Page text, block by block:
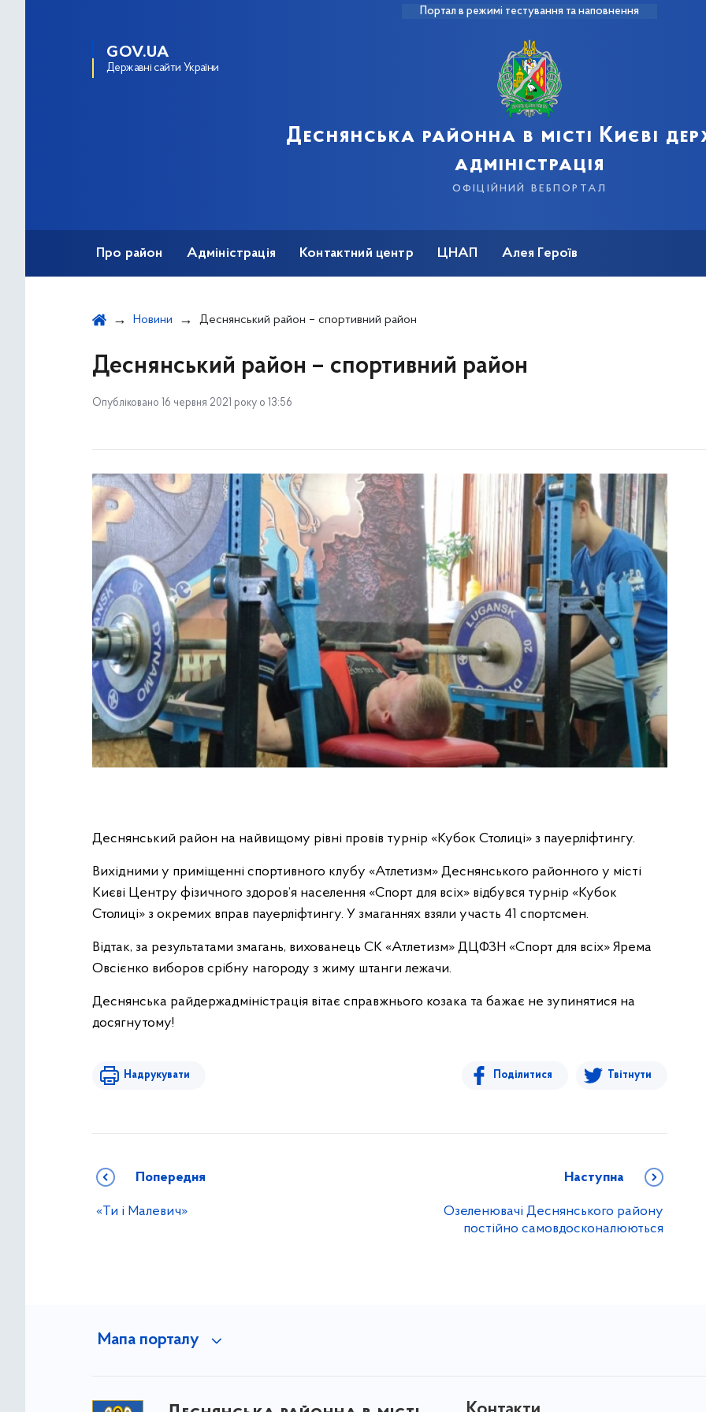
Портал в режимі тестування та наповнення
GOV.UA
Державні сайти України
Деснянська районна в місті Києві
адміністрація
офіційний вебпортал
Про район Адміністрація Контактний центр ЦНАП Алея Героїв
Новини Деснянський район – спортивний район
Деснянський район – спортивний район
Опубліковано 16 червня 2021 року о 13:56
Деснянський район на найвищому рівні провів турнір «Кубок Столиці» з пауерліфтингу.
Вихідними у приміщенні спортивного клубу «Атлетизм» Деснянського районного у місті
Києві Центру фізичного здоров’я населення «Спорт для всіх» відбувся турнір «Кубок
Столиці» з окремих вправ пауерліфтингу. У змаганнях взяли участь 41 спортсмен.
Відтак, за результатами змагань, вихованець СК «Атлетизм» ДЦФЗН «Спорт для всіх» Ярема
Овсієнко виборов срібну нагороду з жиму штанги лежачи.
Деснянська райдержадміністрація вітає справжнього козака та бажає не зупинятися на
досягнутому!
Надрукувати Поділитися Твітнути
Попередня
«Ти і Малевич»
Наступна
Озеленювачі Деснянського району
постійно самовдосконалюються
Мапа порталу